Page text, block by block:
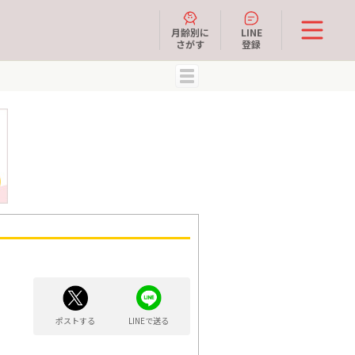
月齢別に
さがす
LINE
登録
ポストする LINEで送る